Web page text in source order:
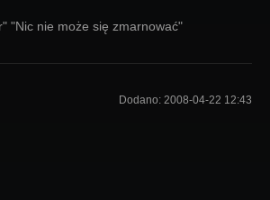
"Nic nie może się zmarnować"
Dodano: 2008-04-22 12:43